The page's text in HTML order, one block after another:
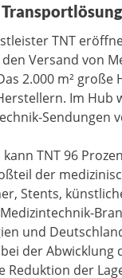
TNT
Versand von
2.000 m²
Im Hub
TNT 96
der
Stents,
und
der Abwicklung
Reduktion der